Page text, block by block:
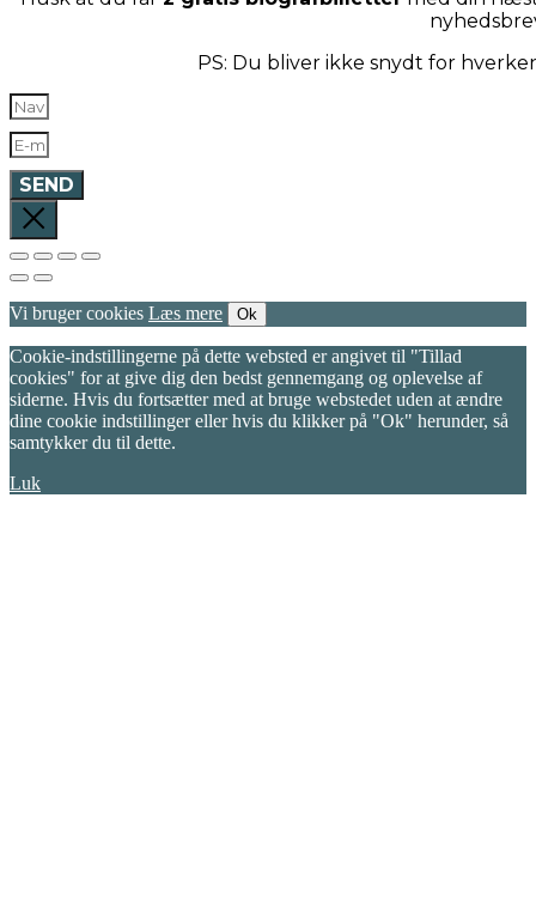
PS: Du bliver ikke snydt for
SEND
Vi bruger cookies Læs mere Ok
Cookie-indstillingerne på dette websted er angivet til "Tillad
cookies" for at give dig den bedst gennemgang og oplevelse af
siderne. Hvis du fortsætter med at bruge webstedet uden at ændre
dine cookie indstillinger eller hvis du klikker på "Ok" herunder, så
samtykker du til dette.
Luk